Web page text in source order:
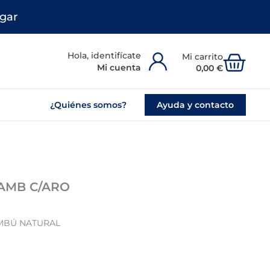
Mi cuenta 0,00 €
¿Quiénes somos? Ayuda y contacto
C/ARO
NATURAL